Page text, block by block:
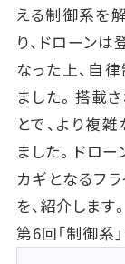
える制御系を
り、ドローン
なった上、自
ました。搭載
とで、より複
ました。ドロ
カギとなるフ
を、紹介します。
第6回「制御系